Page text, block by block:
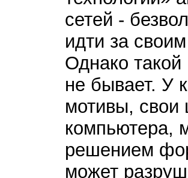
сетей -
идти за
Однако
не бывает. У
мотивы, свои
компьютера,
решением
может